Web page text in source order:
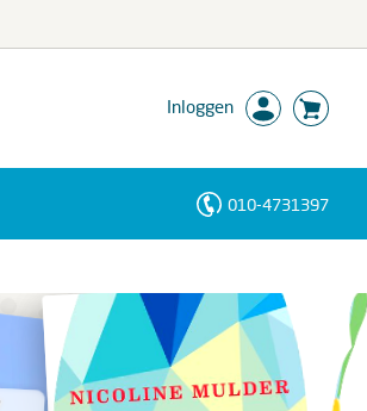
Inloggen
010-4731397